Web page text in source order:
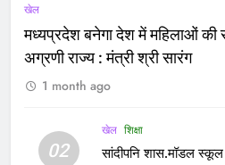
खेल
मध्यप्रदेश बनेगा देश में महिलाओं की
अग्रणी राज्य : मंत्री श्री सारंग
1 month ago
02
खेल शिक्षा
सांदीपनि शास.मॉडल